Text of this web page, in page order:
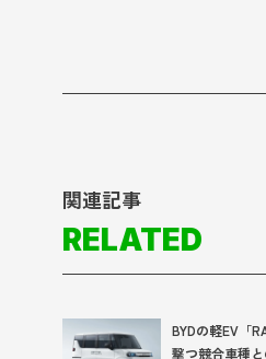
関連記事
RELATED
BYDの軽EV「
撃つ競合車種